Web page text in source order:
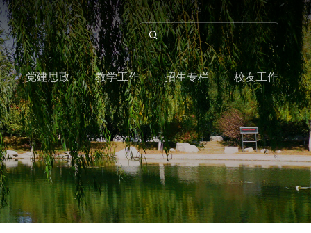
党建思政 教学工作 招生专栏 校友工作